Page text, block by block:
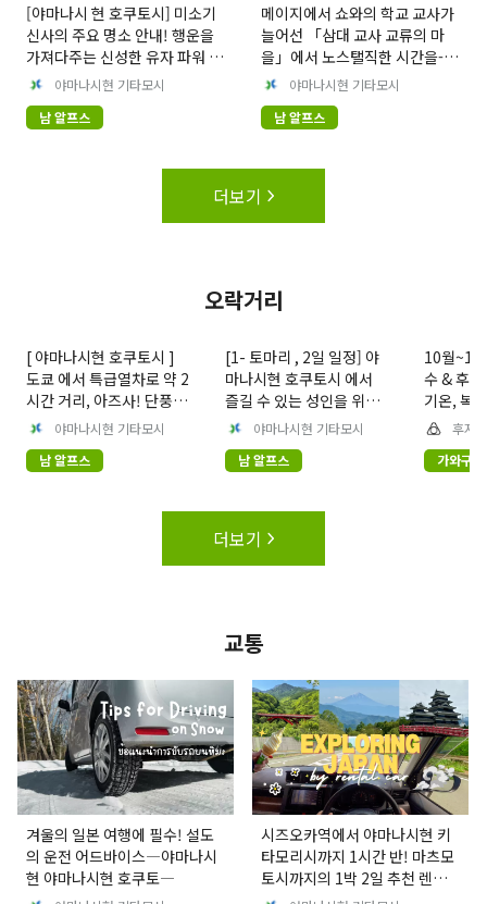
[야마나시 현 호쿠토시] 미소기
신사의 주요 명소 안내! 행운을
가져다주는 신성한 유자 파워 스
팟 투어야마나시현 기타모시
남 알프스
메이지에서 쇼와의 학교 교사가
늘어선 「삼대 교사 교류의 마
을」에서 노스탤직한 시간을-야
마나시현 기타모시-
야마나시현 기타모시
남 알프스
더보기
오락거리
[ 야마나시현 호쿠토시 ]
도쿄 에서 특급열차로 약 2
시간 거리, 아즈사! 단풍
구경과 추천 관광 명소.
야마나시현 기타모시
남 알프스
[1- 토마리 , 2일 일정] 야
마나시현 호쿠토시 에서
즐길 수 있는 성인을 위한
고급 미식 여행.
야마나시현 기타모시
남 알프스
10월~11
수 & 후
기온, 복
승지 후지
가와구
다
더보기
교통
겨울의 일본 여행에 필수! 설도
의 운전 어드바이스―야마나시
현 야마나시현 호쿠토―
시즈오카역에서 야마나시현 키
타모리시까지 1시간 반! 마츠모
토시까지의 1박 2일 추천 렌터